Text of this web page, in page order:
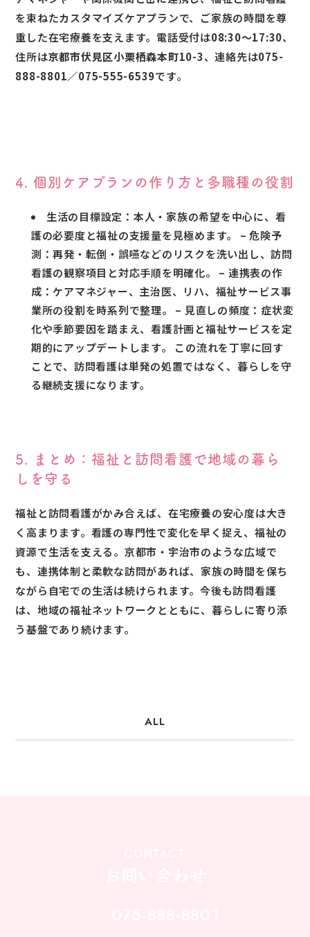
を束ねたカスタマイズケアプランで、ご家族の時間を尊
重した在宅療養を支えます。電話受付は08:30〜17:30、
住所は京都市伏見区小栗栖森本町10-3、連絡先は075-
888-8801／075-555-6539です。
4. 個別ケアプランの作り方と多職種の役割
生活の目標設定：本人・家族の希望を中心に、看
護の必要度と福祉の支援量を見極めます。 – 危険予
測：再発・転倒・誤嚥などのリスクを洗い出し、訪問
看護の観察項目と対応手順を明確化。 – 連携表の作
成：ケアマネジャー、主治医、リハ、福祉サービス事
業所の役割を時系列で整理。 – 見直しの頻度：症状変
化や季節要因を踏まえ、看護計画と福祉サービスを定
期的にアップデートします。 この流れを丁寧に回す
ことで、訪問看護は単発の処置ではなく、暮らしを守
る継続支援になります。
5. まとめ：福祉と訪問看護で地域の暮ら
しを守る
福祉と訪問看護がかみ合えば、在宅療養の安心度は大き
く高まります。看護の専門性で変化を早く捉え、福祉の
資源で生活を支える。京都市・宇治市のような広域で
も、連携体制と柔軟な訪問があれば、家族の時間を保ち
ながら自宅での生活は続けられます。今後も訪問看護
は、地域の福祉ネットワークとともに、暮らしに寄り添
う基盤であり続けます。
ALL